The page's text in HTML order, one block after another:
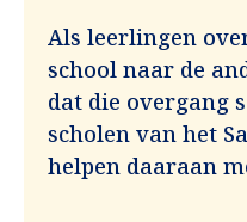
Als leerlingen
school naar de
dat die overgang
scholen van het
helpen daaraan